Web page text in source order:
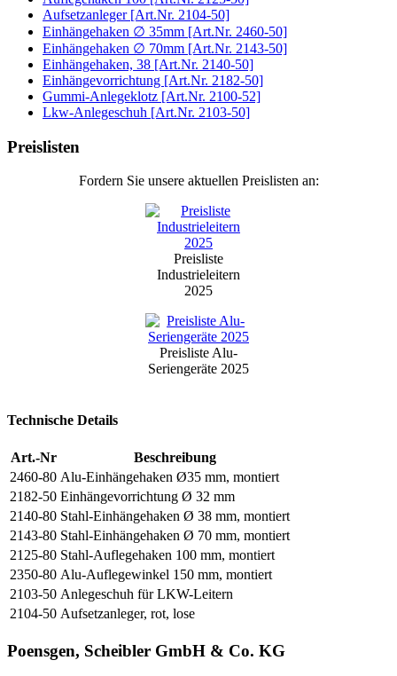
Aufsetzanleger [Art.Nr. 2104-50]
Einhängehaken ∅ 35mm [Art.Nr. 2460-50]
Einhängehaken ∅ 70mm [Art.Nr. 2143-50]
Einhängehaken, 38 [Art.Nr. 2140-50]
Einhängevorrichtung [Art.Nr. 2182-50]
Gummi-Anlegeklotz [Art.Nr. 2100-52]
Lkw-Anlegeschuh [Art.Nr. 2103-50]
Preislisten
Fordern Sie unsere aktuellen Preislisten an:
Preisliste
Industrieleitern
2025
Preisliste Alu-
Seriengeräte 2025
Technische Details
Art.-Nr
Beschreibung
2460-80 Alu-Einhängehaken Ø35 mm, montiert
2182-50 Einhängevorrichtung Ø 32 mm
2140-80 Stahl-Einhängehaken Ø 38 mm, montiert
2143-80 Stahl-Einhängehaken Ø 70 mm, montiert
2125-80 Stahl-Auflegehaken 100 mm, montiert
2350-80 Alu-Auflegewinkel 150 mm, montiert
2103-50 Anlegeschuh für LKW-Leitern
2104-50 Aufsetzanleger, rot, lose
Poensgen, Scheibler GmbH & Co. KG